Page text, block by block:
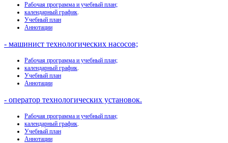
Рабочая программа и учебный план;
календарный график.
Учебный план
Аннотации
- машинист технологических насосов;
Рабочая программа и учебный план;
календарный график.
Учебный план
Аннотации
- оператор технологических установок.
Рабочая программа и учебный план;
календарный график.
Учебный план
Аннотации